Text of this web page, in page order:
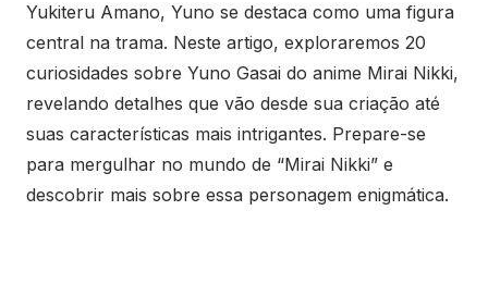
Yukiteru Amano, Yuno se destaca como uma figura
central na trama. Neste artigo, exploraremos 20
curiosidades sobre Yuno Gasai do anime Mirai Nikki,
revelando detalhes que vão desde sua criação até
suas características mais intrigantes. Prepare-se
para mergulhar no mundo de “Mirai Nikki” e
descobrir mais sobre essa personagem enigmática.